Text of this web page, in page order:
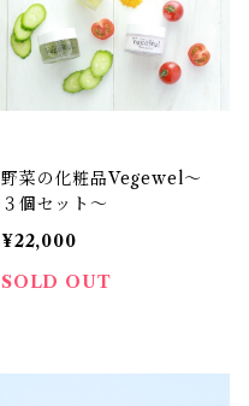
野菜の化粧品Vegewel～
３個セット～
¥22,000
SOLD OUT